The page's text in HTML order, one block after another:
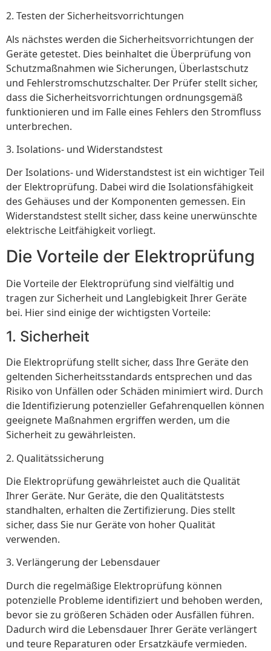
2. Testen der Sicherheitsvorrichtungen
Als nächstes werden die Sicherheitsvorrichtungen der
Geräte getestet. Dies beinhaltet die Überprüfung von
Schutzmaßnahmen wie Sicherungen, Überlastschutz
und Fehlerstromschutzschalter. Der Prüfer stellt sicher,
dass die Sicherheitsvorrichtungen ordnungsgemäß
funktionieren und im Falle eines Fehlers den Stromfluss
unterbrechen.
3. Isolations- und Widerstandstest
Der Isolations- und Widerstandstest ist ein wichtiger Teil
der Elektroprüfung. Dabei wird die Isolationsfähigkeit
des Gehäuses und der Komponenten gemessen. Ein
Widerstandstest stellt sicher, dass keine unerwünschte
elektrische Leitfähigkeit vorliegt.
Die Vorteile der Elektroprüfung
Die Vorteile der Elektroprüfung sind vielfältig und
tragen zur Sicherheit und Langlebigkeit Ihrer Geräte
bei. Hier sind einige der wichtigsten Vorteile:
1. Sicherheit
Die Elektroprüfung stellt sicher, dass Ihre Geräte den
geltenden Sicherheitsstandards entsprechen und das
Risiko von Unfällen oder Schäden minimiert wird. Durch
die Identifizierung potenzieller Gefahrenquellen können
geeignete Maßnahmen ergriffen werden, um die
Sicherheit zu gewährleisten.
2. Qualitätssicherung
Die Elektroprüfung gewährleistet auch die Qualität
Ihrer Geräte. Nur Geräte, die den Qualitätstests
standhalten, erhalten die Zertifizierung. Dies stellt
sicher, dass Sie nur Geräte von hoher Qualität
verwenden.
3. Verlängerung der Lebensdauer
Durch die regelmäßige Elektroprüfung können
potenzielle Probleme identifiziert und behoben werden,
bevor sie zu größeren Schäden oder Ausfällen führen.
Dadurch wird die Lebensdauer Ihrer Geräte verlängert
und teure Reparaturen oder Ersatzkäufe vermieden.